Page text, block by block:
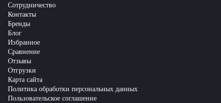
Сотрудничество
Контакты
Бренды
Блог
Избранное
Сравнение
Отзывы
Отгрузки
Карта сайта
Политика обработки персональных данных
Пользовательское соглашение